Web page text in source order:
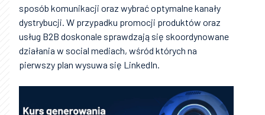
sposób komunikacji oraz wybrać optymalne kanały
dystrybucji. W przypadku promocji produktów oraz
usług B2B doskonale sprawdzają się skoordynowane
działania w social mediach, wśród których na
pierwszy plan wysuwa się LinkedIn.